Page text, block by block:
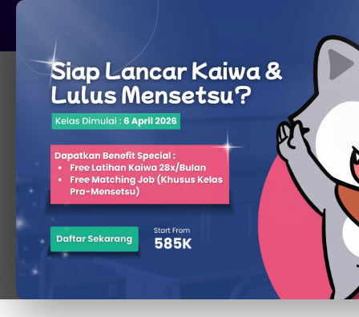
Pare, Kediri - Jawa Timur
Beranda